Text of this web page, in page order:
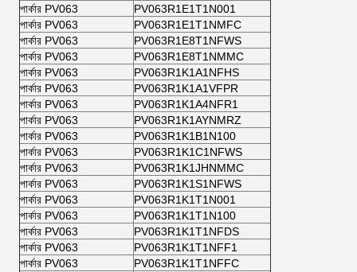
পার্কার PV063
PV063R1E1T1N001
পার্কার PV063
PV063R1E1T1NMFC
পার্কার PV063
PV063R1E8T1NFWS
পার্কার PV063
PV063R1E8T1NMMC
পার্কার PV063
PV063R1K1A1NFHS
পার্কার PV063
PV063R1K1A1VFPR
পার্কার PV063
PV063R1K1A4NFR1
পার্কার PV063
PV063R1K1AYNMRZ
পার্কার PV063
PV063R1K1B1N100
পার্কার PV063
PV063R1K1C1NFWS
পার্কার PV063
PV063R1K1JHNMMC
পার্কার PV063
PV063R1K1S1NFWS
পার্কার PV063
PV063R1K1T1N001
পার্কার PV063
PV063R1K1T1N100
পার্কার PV063
PV063R1K1T1NFDS
পার্কার PV063
PV063R1K1T1NFF1
পার্কার PV063
PV063R1K1T1NFFC